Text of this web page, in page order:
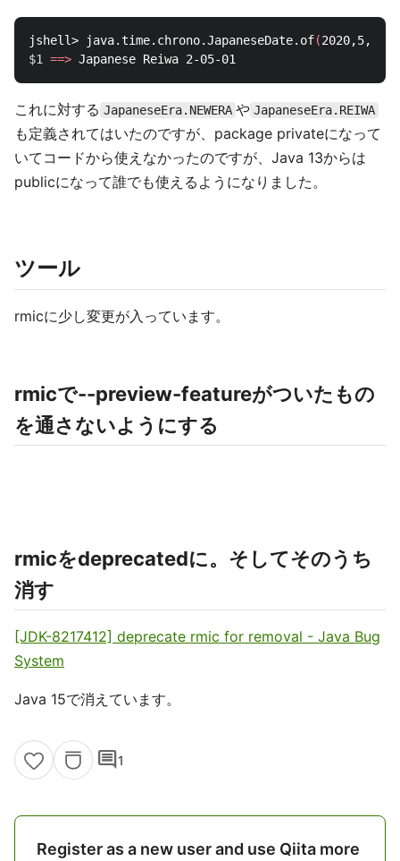
jshell> java.time.chrono.JapaneseDate.of(2020,5,1
$1
==>
これに対する JapaneseEra.NEWERA や JapaneseEra.REIWA
も定義されてはいたのですが、package privateになって
いてコードから使えなかったのですが、Java 13からは
publicになって誰でも使えるようになりました。
ツール
rmicに少し変更が入っています。
rmicで--preview-featureがついたもの
を通さないようにする
rmicをdeprecatedに。そしてそのうち
消す
[JDK-8217412] deprecate rmic for removal - Java Bug
System
Java 15で消えています。
comment1
Register as a new user and use Qiita more